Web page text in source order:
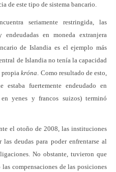
de este tipo de sistema bancario.
seriamente restringida, las
en moneda extranjera
de Islandia es el ejemplo más
de Islandia no tenía la capacidad
propiakróna. Como resultado de esto,
fuertemente endeudado en
yenes y francos suizos) terminó
el otoño de 2008, las instituciones
deudas para poder enfrentarse al
No obstante, tuvieron que
compensaciones de las posiciones